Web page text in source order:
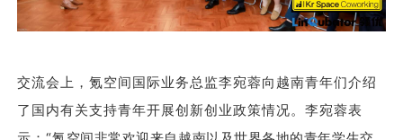
交流会上，氪空间国际业务总监李宛蓉向越南青年们介绍
了国内有关支持青年开展创新创业政策情况。李宛蓉表